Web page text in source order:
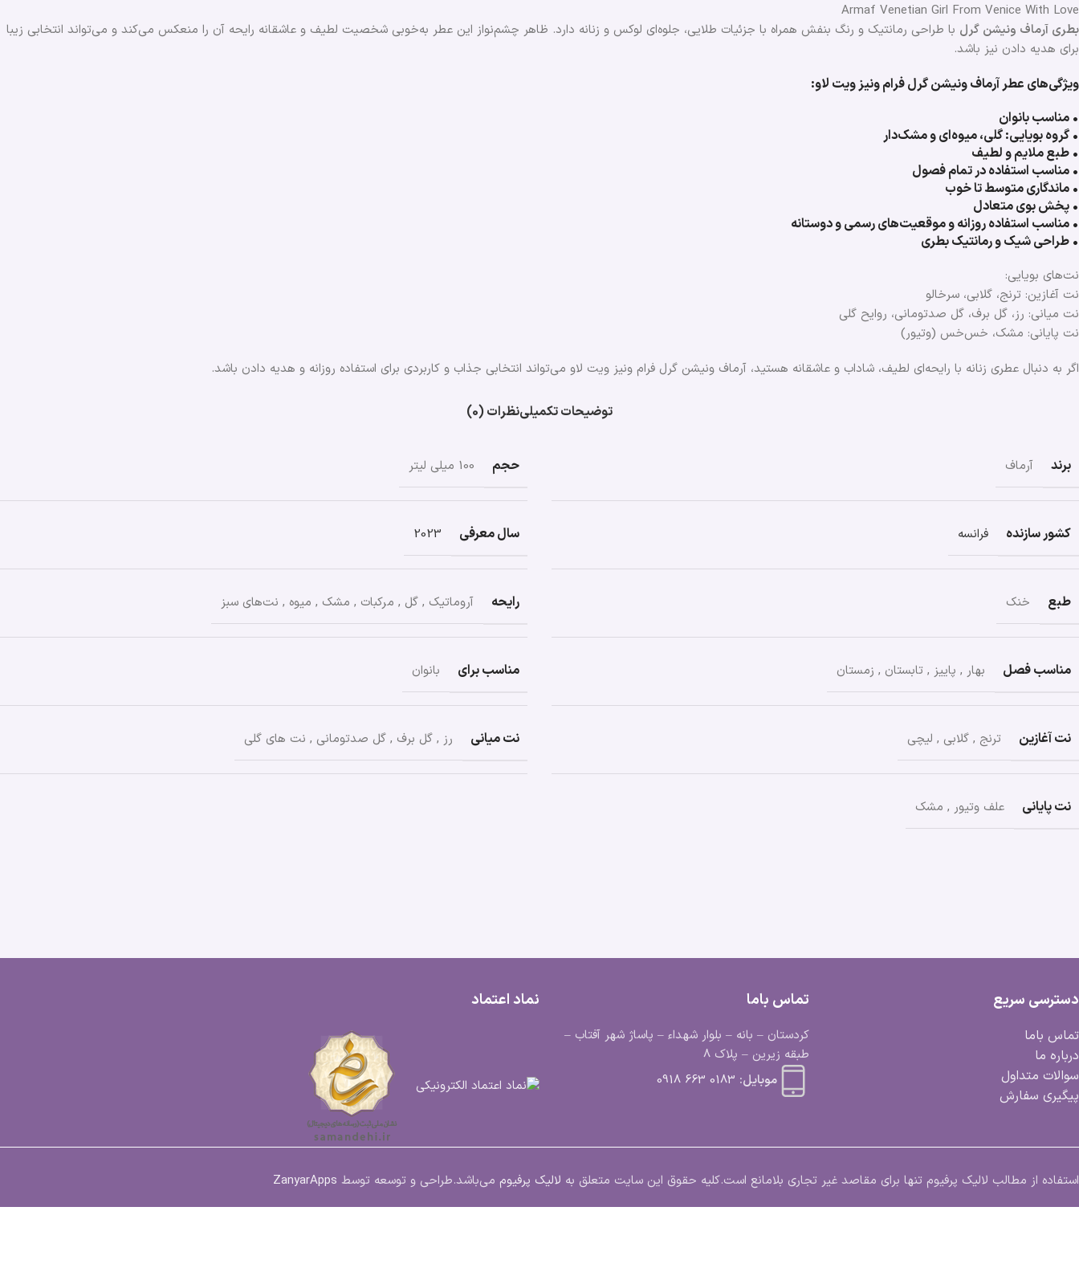
Armaf Venetian Girl From Venice With Love
بطری آرماف ونیشن گرل با طراحی رمانتیک و رنگ بنفش همراه با جزئیات طلایی، جلوه‌ای لوکس و زنانه دارد. ظاهر چشم‌نواز این عطر به‌خوبی شخصیت لطیف و عاشقانه رایحه آن را منعکس می‌کند و می‌تواند انتخابی زیبا
برای هدیه دادن نیز باشد.
ویژگی‌های عطر آرماف ونیشن گرل فرام ونیز ویت لاو:
• مناسب بانوان
• گروه بویایی: گلی، میوه‌ای و مشک‌دار
• طبع ملایم و لطیف
• مناسب استفاده در تمام فصول
• ماندگاری متوسط تا خوب
• پخش بوی متعادل
• مناسب استفاده روزانه و موقعیت‌های رسمی و دوستانه
• طراحی شیک و رمانتیک بطری
نت‌های بویایی:
نت آغازین: ترنج، گلابی، سرخالو
نت میانی: رز، گل برف، گل صدتومانی، روایح گلی
نت پایانی: مشک، خس‌خس (وتیور)
اگر به دنبال عطری زنانه با رایحه‌ای لطیف، شاداب و عاشقانه هستید، آرماف ونیشن گرل فرام ونیز ویت لاو می‌تواند انتخابی جذاب و کاربردی برای استفاده روزانه و هدیه دادن باشد.
توضیحات تکمیلینظرات (0)
برند آرماف حجم 100 میلی لیتر
کشور سازنده فرانسه سال معرفی 2023
طبع خنک رایحه آروماتیک , گل , مرکبات , مشک , میوه , نت‌های سبز
مناسب فصل بهار , پاییز , تابستان , زمستان مناسب برای بانوان
نت آغازین ترنج , گلابی , لیچی نت میانی رز , گل برف , گل صدتومانی , نت های گلی
نت پایانی علف وتیور , مشک
دسترسی سریع
تماس باما
درباره ما
سوالات متداول
پیگیری سفارش
تماس باما
کردستان – بانه – بلوار شهداء – پاساژ شهر آفتاب –
طبقه زیرین – پلاک 8
موبایل: 0183 663 0918
نماد اعتماد
استفاده از مطالب لالیک پرفیوم تنها برای مقاصد غیر تجاری بلامانع است.کلیه حقوق این سایت متعلق به لالیک پرفیوم می‌باشد.طراحی و توسعه توسط ZanyarApps